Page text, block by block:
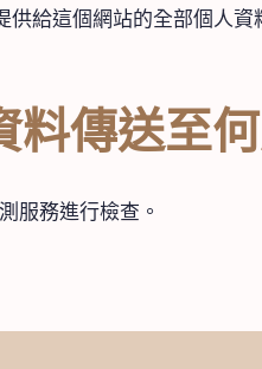
給這個網站的全部個人
料傳送至
服務進行檢查。